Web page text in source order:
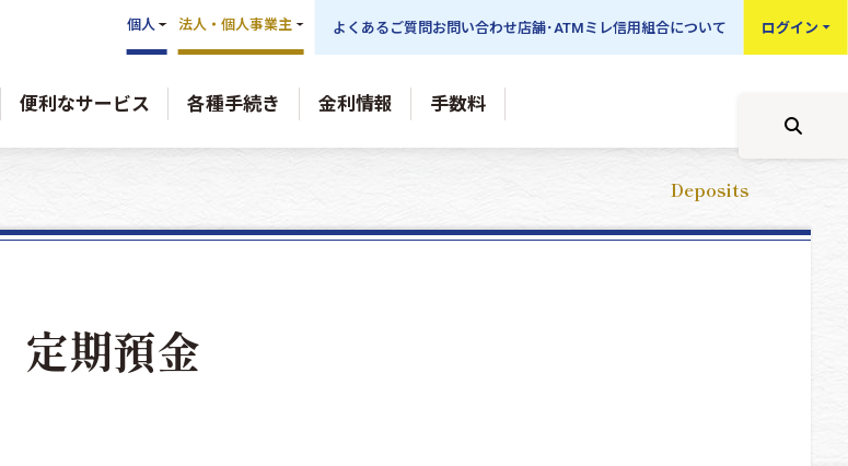
個人 法人・個人事業主 よくあるご質問 お問い合わせ店舗･ATM ミレ信用組合について ログイン
便利なサービス 各種手続き 金利情報 手数料
Deposits
定期預金